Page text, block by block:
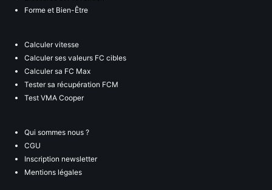
Forme et Bien-Être
Calculer vitesse
Calculer ses valeurs FC cibles
Calculer sa FC Max
Tester sa récupération FCM
Test VMA Cooper
Qui sommes nous ?
CGU
Inscription newsletter
Mentions légales